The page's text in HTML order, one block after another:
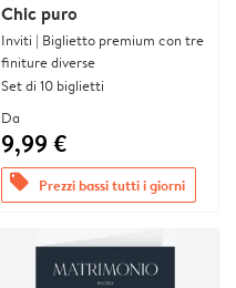
Chic puro
Inviti | Biglietto premium con tre
finiture diverse
Set di 10 biglietti
Da
9,99 €
offers Prezzi bassi tutti i giorni